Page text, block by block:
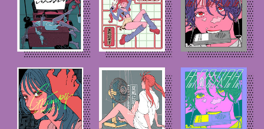
Cocotameとは About
#エンタメ業界のちょっといい話